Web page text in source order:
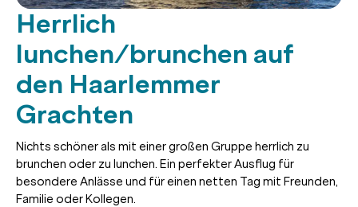
Herrlich
lunchen/brunchen auf
den Haarlemmer
Grachten
Nichts schöner als mit einer großen Gruppe herrlich zu
brunchen oder zu lunchen. Ein perfekter Ausflug für
besondere Anlässe und für einen netten Tag mit Freunden,
Familie oder Kollegen.